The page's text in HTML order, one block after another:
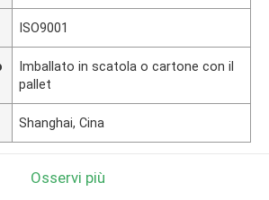
ISO9001
Imballato in scatola o cartone con il
pallet
Shanghai, Cina
Osservi più